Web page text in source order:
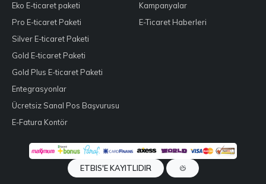
Eko E-ticaret paketi
Pro E-ticaret Paketi
Silver E-ticaret Paketi
Gold E-ticaret Paketi
Gold Plus E-ticaret Paketi
Entegrasyonlar
Ücretsiz Sanal Pos Başvurusu
E-Fatura Kontör
Kampanyalar
E-Ticaret Haberleri
ETBIS'E KAYITLIDIR